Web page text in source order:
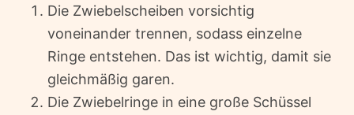
Die Zwiebelscheiben vorsichtig
voneinander trennen, sodass einzelne
Ringe entstehen. Das ist wichtig, damit sie
gleichmäßig garen.
Die Zwiebelringe in eine große Schüssel